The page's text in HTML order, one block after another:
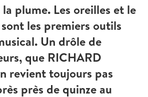
plume. Les oreilles et le
les premiers outils
Un drôle de
que RICHARD
revient toujours pas
près de quinze au